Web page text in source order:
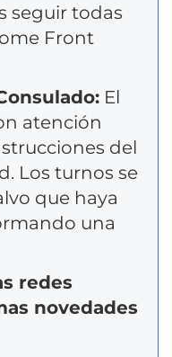
seguir todas
Front
El
atención
del
Los turnos se
que haya
una
redes
novedades